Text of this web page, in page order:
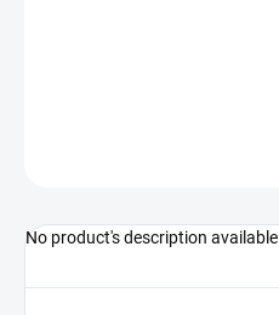
No product's description available